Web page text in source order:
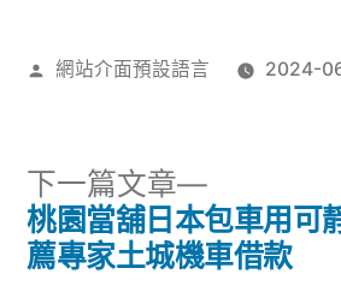
作
網站介面預設語言 2024-
文
下一篇文章
下
一
篇
桃園當舖日本包車用可
薦專家土城機車借款